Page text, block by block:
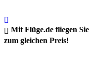
Mit Flüge.de fliegen
zum gleichen Preis!